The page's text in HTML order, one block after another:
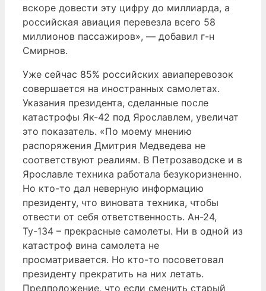
вскоре довести эту цифру до миллиарда, а
российская авиация перевезла всего 58
миллионов пассажиров», — добавил г-н
Смирнов.
Уже сейчас 85% российских авиаперевозок
совершается на иностранных самолетах.
Указания президента, сделанные после
катастрофы Як-42 под Ярославлем, увеличат
это показатель. «По моему мнению
распоряжения Дмитрия Медведева не
соответствуют реалиям. В Петрозаводске и в
Ярославле техника работала безукоризненно.
Но кто-то дал неверную информацию
президенту, что виновата техника, чтобы
отвести от себя ответственность. Ан-24,
Ту-134 – прекрасные самолеты. Ни в одной из
катастроф вина самолета не
просматривается. Но кто-то посоветовал
президенту прекратить на них летать.
Предположение, что если сменить старый